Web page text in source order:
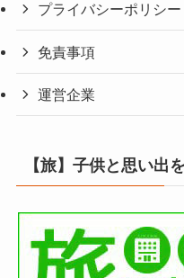
プライバシーポリシー
免責事項
運営企業
【旅】子供と思い出